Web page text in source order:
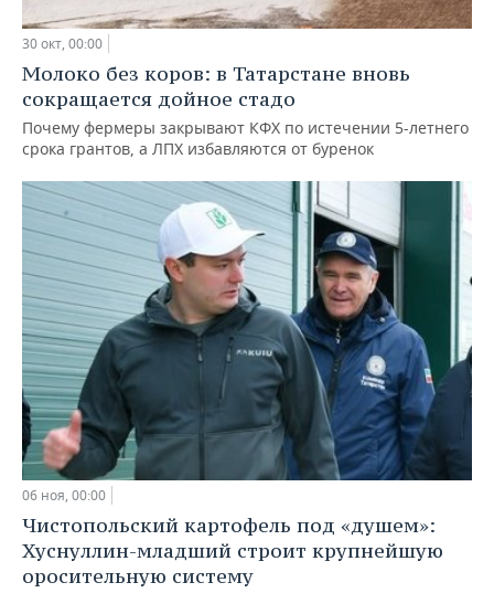
30 окт, 00:00
Молоко без коров: в Татарстане вновь
сокращается дойное стадо
Почему фермеры закрывают КФХ по истечении 5-летнего
срока грантов, а ЛПХ избавляются от буренок
06 ноя, 00:00
Чистопольский картофель под «душем»:
Хуснуллин-младший строит крупнейшую
оросительную систему